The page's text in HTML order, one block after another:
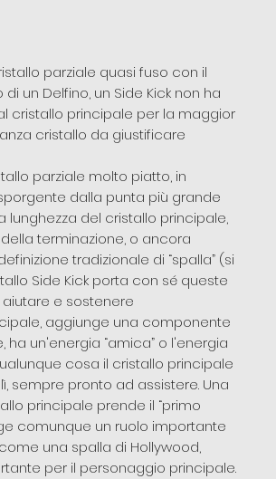
parziale quasi fuso con il
un Delfino, un Side Kick non ha
cristallo principale per la maggior
cristallo da giustificare
parziale molto piatto, in
dalla punta più grande
del cristallo principale,
terminazione, o ancora
tradizionale di “spalla” (si
Side Kick porta con sé queste
e sostenere
aggiunge una componente
un'energia “amica” o l'energia
cosa il cristallo principale
sempre pronto ad assistere. Una
principale prende il “primo
comunque un ruolo importante
una spalla di Hollywood,
per il personaggio principale.